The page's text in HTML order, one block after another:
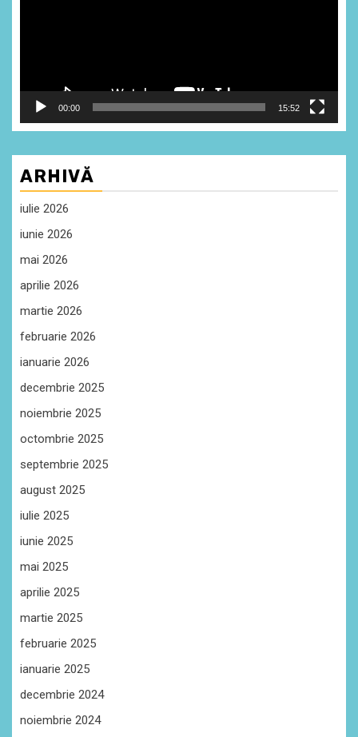
00:00 15:52
ARHIVĂ
iulie 2026
iunie 2026
mai 2026
aprilie 2026
martie 2026
februarie 2026
ianuarie 2026
decembrie 2025
noiembrie 2025
octombrie 2025
septembrie 2025
august 2025
iulie 2025
iunie 2025
mai 2025
aprilie 2025
martie 2025
februarie 2025
ianuarie 2025
decembrie 2024
noiembrie 2024